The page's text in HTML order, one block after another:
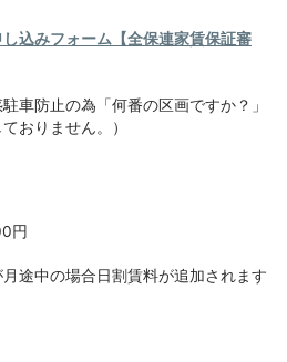
し込みフォーム【全保連家賃保証審
車防止の為「何番の区画ですか？」
おりません。）
円
途中の場合日割賃料が追加されます